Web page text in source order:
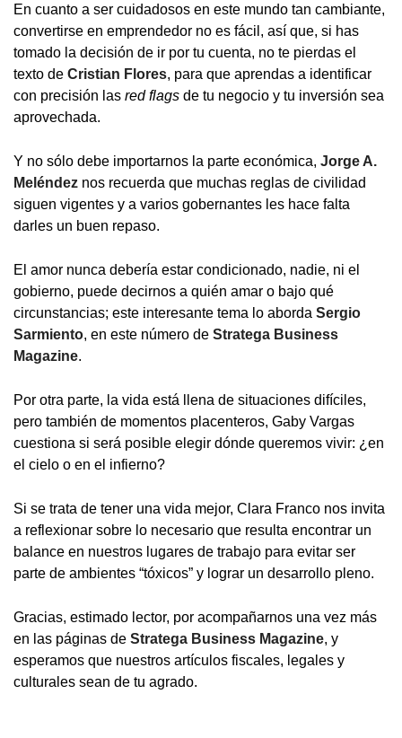
En cuanto a ser cuidadosos en este mundo tan cambiante,
convertirse en emprendedor no es fácil, así que, si has
tomado la decisión de ir por tu cuenta, no te pierdas el
texto de Cristian Flores, para que aprendas a identificar
con precisión las red flags de tu negocio y tu inversión sea
aprovechada.
Y no sólo debe importarnos la parte económica, Jorge A.
Meléndez nos recuerda que muchas reglas de civilidad
siguen vigentes y a varios gobernantes les hace falta
darles un buen repaso.
El amor nunca debería estar condicionado, nadie, ni el
gobierno, puede decirnos a quién amar o bajo qué
circunstancias; este interesante tema lo aborda Sergio
Sarmiento, en este número de Stratega Business
Magazine.
Por otra parte, la vida está llena de situaciones difíciles,
pero también de momentos placenteros, Gaby Vargas
cuestiona si será posible elegir dónde queremos vivir: ¿en
el cielo o en el infierno?
Si se trata de tener una vida mejor, Clara Franco nos invita
a reflexionar sobre lo necesario que resulta encontrar un
balance en nuestros lugares de trabajo para evitar ser
parte de ambientes “tóxicos” y lograr un desarrollo pleno.
Gracias, estimado lector, por acompañarnos una vez más
en las páginas de Stratega Business Magazine, y
esperamos que nuestros artículos fiscales, legales y
culturales sean de tu agrado.